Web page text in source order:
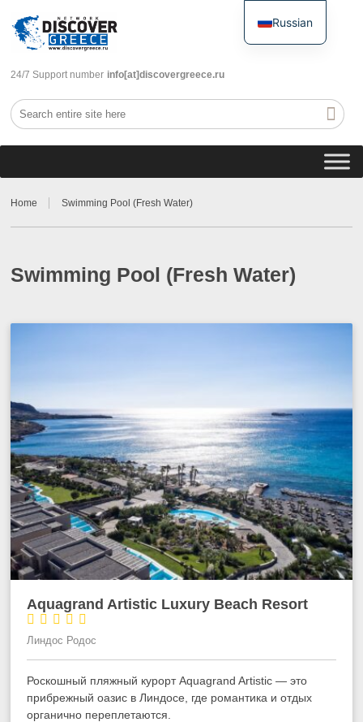
24/7 Support number info[at]discovergreece.ru
Home Swimming Pool (Fresh Water)
Swimming Pool (Fresh Water)
Aquagrand Artistic Luxury Beach Resort





Линдос Родос
Роскошный пляжный курорт Aquagrand Artistic — это
прибрежный оазис в Линдосе, где романтика и отдых
органично переплетаются.
Russian
English